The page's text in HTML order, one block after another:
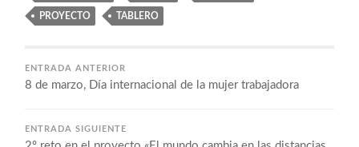
PROYECTO TABLERO
ENTRADA ANTERIOR
8 de marzo, Día internacional de la mujer trabajadora
ENTRADA SIGUIENTE